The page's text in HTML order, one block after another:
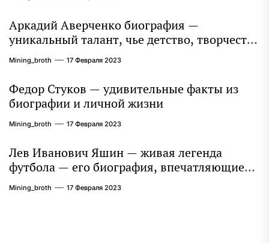
Аркадий Аверченко биография —
уникальный талант, чье детство, творчество
и литературное наследие продолжают
восхищать миллионы
Mining_broth 17 Февраля 2023
Федор Стуков — удивительные факты из
биографии и личной жизни
Mining_broth 17 Февраля 2023
Лев Иванович Яшин — живая легенда
футбола — его биография, впечатляющие
достижения и интересная личная жизнь
Mining_broth 17 Февраля 2023